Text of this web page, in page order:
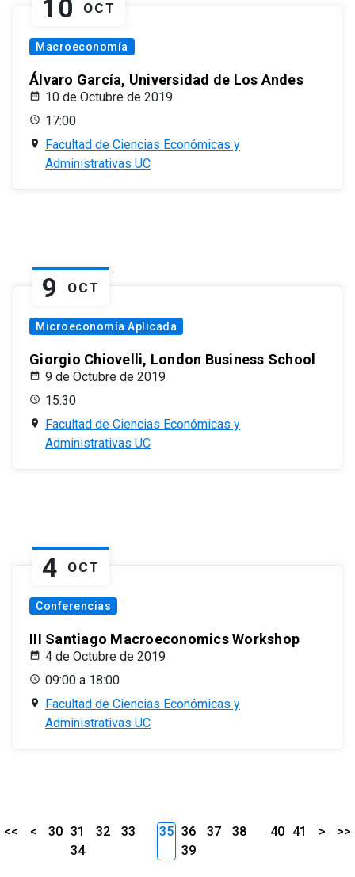
10 OCT
Macroeconomía
Álvaro García, Universidad de Los Andes
10 de Octubre de 2019
17:00
Facultad de Ciencias Económicas y
Administrativas UC
9 OCT
Microeconomía Aplicada
Giorgio Chiovelli, London Business School
9 de Octubre de 2019
15:30
Facultad de Ciencias Económicas y
Administrativas UC
4 OCT
Conferencias
III Santiago Macroeconomics Workshop
4 de Octubre de 2019
09:00 a 18:00
Facultad de Ciencias Económicas y
Administrativas UC
<< < 30 31 32
33
34
35 36 37
38
39
40 41 > >>